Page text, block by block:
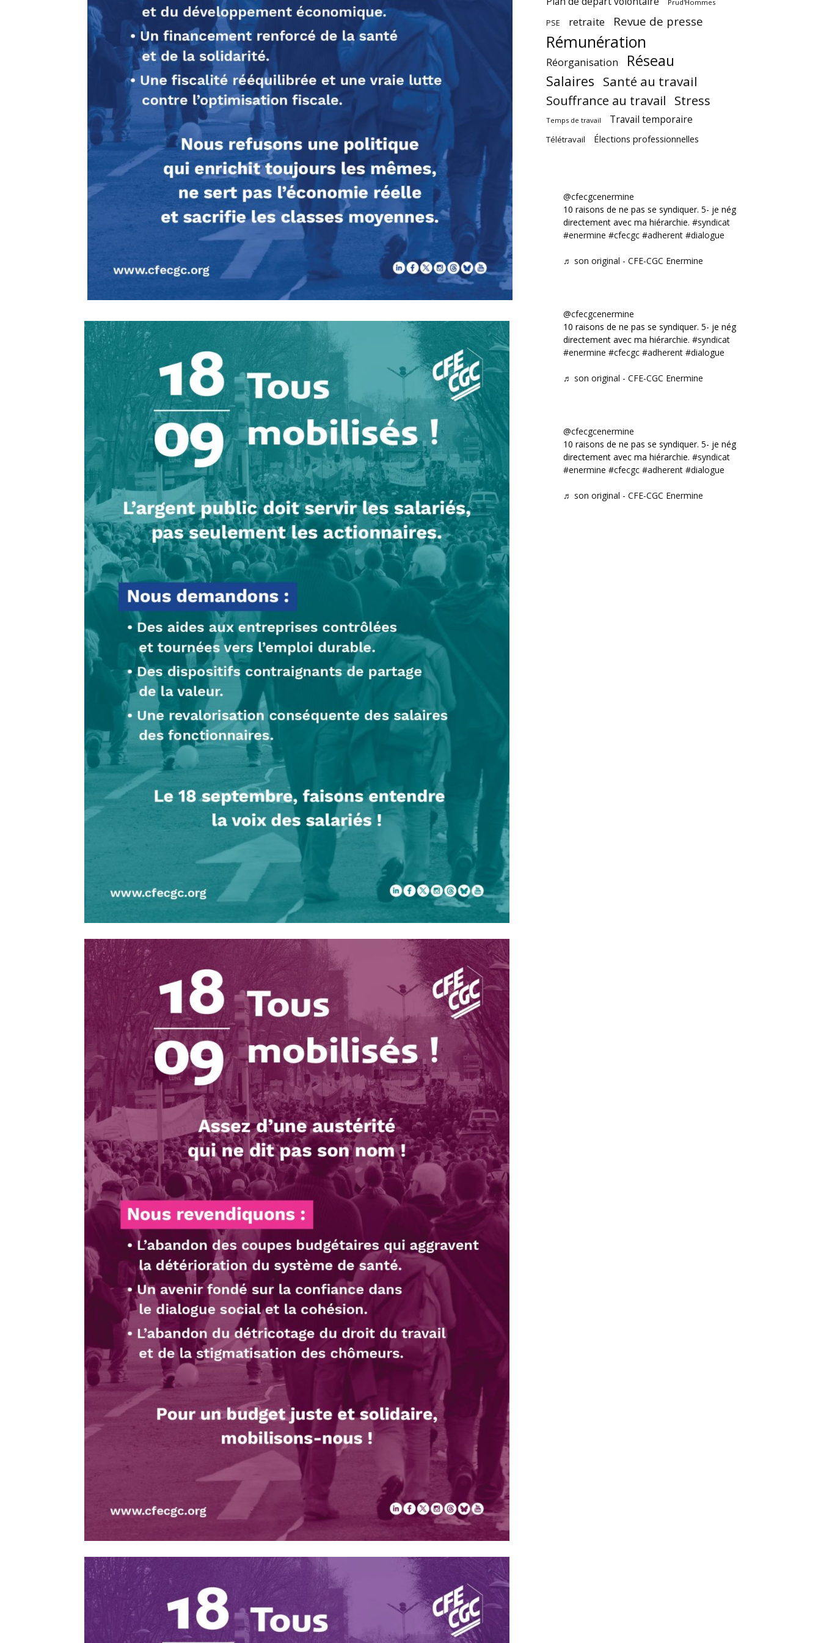
Prud'Hommes
PSE retraite Revue de presse
Rémunération
Réorganisation Réseau
Salaires Santé au travail
Souffrance au travail Stress
Temps de travail Travail temporaire
Télétravail Élections professionnelles
@cfecgcenermine
10 raisons de ne pas se syndiquer. 5- je négocie
directement avec ma hiérarchie. #syndicat
#enermine #cfecgc #adherent #dialogue
♬ son original - CFE-CGC Enermine
@cfecgcenermine
10 raisons de ne pas se syndiquer. 5- je négocie
directement avec ma hiérarchie. #syndicat
#enermine #cfecgc #adherent #dialogue
♬ son original - CFE-CGC Enermine
@cfecgcenermine
10 raisons de ne pas se syndiquer. 5- je négocie
directement avec ma hiérarchie. #syndicat
#enermine #cfecgc #adherent #dialogue
♬ son original - CFE-CGC Enermine